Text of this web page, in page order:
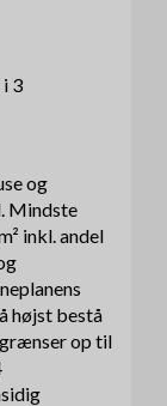
3
og
Mindste
inkl. andel
højst bestå
op til